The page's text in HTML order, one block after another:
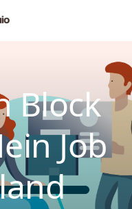
Block
Job